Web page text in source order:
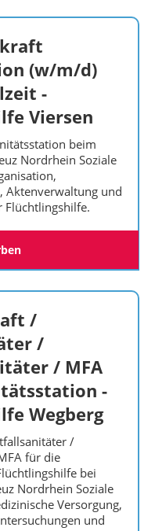
(w/m/d)
-
Viersen
beim
Nordrhein Soziale
Aktenverwaltung und
Flüchtlingshilfe.
/
/
/ MFA
-
Wegberg
/
für die
bei
Nordrhein Soziale
Versorgung,
und